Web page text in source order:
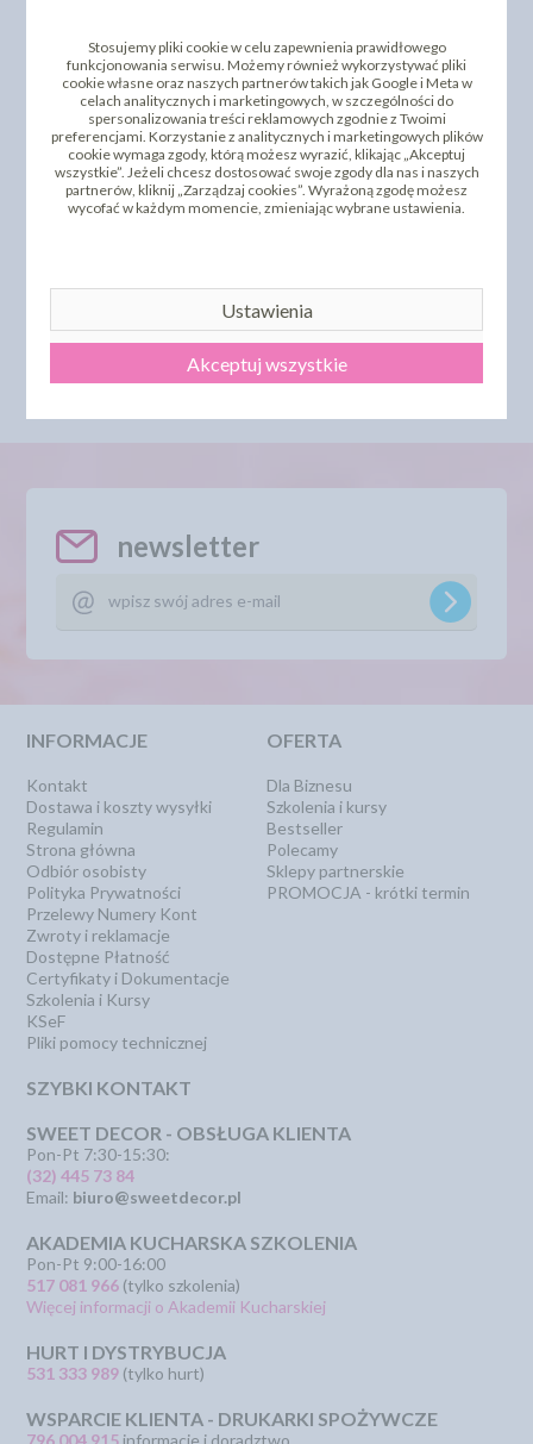
newsletter
INFORMACJE
Kontakt
Dostawa i koszty wysyłki
Regulamin
Strona główna
Odbiór osobisty
Polityka Prywatności
Przelewy Numery Kont
Zwroty i reklamacje
Dostępne Płatność
Certyfikaty i Dokumentacje
Szkolenia i Kursy
KSeF
Pliki pomocy technicznej
OFERTA
Dla Biznesu
Szkolenia i kursy
Bestseller
Polecamy
Sklepy partnerskie
PROMOCJA - krótki termin
SZYBKI KONTAKT
SWEET DECOR - OBSŁUGA KLIENTA
Pon-Pt 7:30-15:30:
(32) 445 73 84
Email: biuro@sweetdecor.pl
AKADEMIA KUCHARSKA SZKOLENIA
Pon-Pt 9:00-16:00
517 081 966 (tylko szkolenia)
Więcej informacji o Akademii Kucharskiej
HURT I DYSTRYBUCJA
531 333 989 (tylko hurt)
WSPARCIE KLIENTA - DRUKARKI SPOŻYWCZE
796 004 915 informacje i doradztwo
Stosujemy pliki cookie w celu zapewnienia prawidłowego
funkcjonowania serwisu. Możemy również wykorzystywać pliki
cookie własne oraz naszych partnerów takich jak Google i Meta w
celach analitycznych i marketingowych, w szczególności do
spersonalizowania treści reklamowych zgodnie z Twoimi
preferencjami. Korzystanie z analitycznych i marketingowych plików
cookie wymaga zgody, którą możesz wyrazić, klikając „Akceptuj
wszystkie”. Jeżeli chcesz dostosować swoje zgody dla nas i naszych
partnerów, kliknij „Zarządzaj cookies”. Wyrażoną zgodę możesz
wycofać w każdym momencie, zmieniając wybrane ustawienia.
Ustawienia
Akceptuj wszystkie